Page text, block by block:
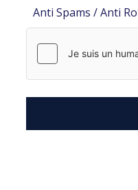
Anti Spams / Anti